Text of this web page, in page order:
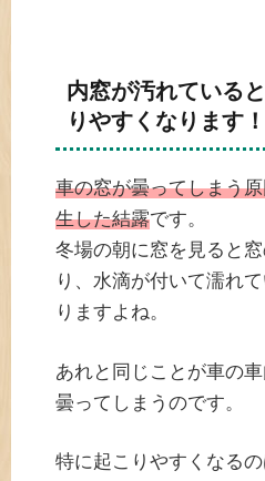
内窓が汚れている
りやすくなります！
車の窓が曇ってしまう
生した結露です。
冬場の朝に窓を見ると
り、水滴が付いて濡れ
りますよね。
あれと同じことが車の
曇ってしまうのです。
特に起こりやすくなる